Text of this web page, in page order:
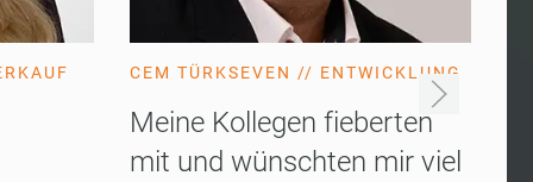
CEM TÜRKSEVEN // ENTWICKLUNG
Meine Kollegen fieberten
mit und wünschten mir viel